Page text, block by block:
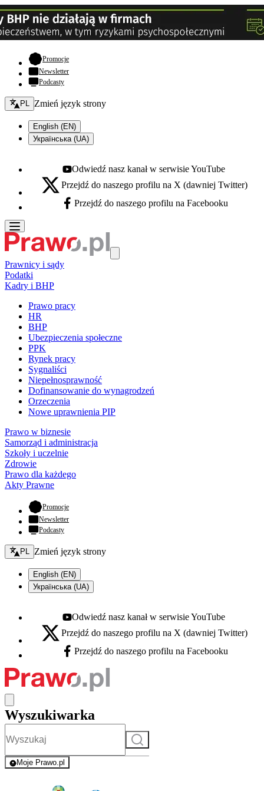
Promocje- otwiera się w nowej karcie
Newsletter
Podcasty
Zmień język - bieżący:
PL Zmień język strony
English (EN)
Українська (UA)
Youtube - otwiera się w nowej karcie
Odwiedź nasz kanał w serwisie YouTube
X - otwiera się w nowej karcie
Przejdź do naszego profilu na X (dawniej Twitter)
Facebook - otwiera się w nowej karcie
Przejdź do naszego profilu na Facebooku
Prawnicy i sądy
Podatki
Kadry i BHP
Prawo pracy
HR
BHP
Ubezpieczenia społeczne
PPK
Rynek pracy
Sygnaliści
Niepełnosprawność
Dofinansowanie do wynagrodzeń
Orzeczenia
Nowe uprawnienia PIP
Prawo w biznesie
Samorząd i administracja
Szkoły i uczelnie
Zdrowie
Prawo dla każdego
Akty Prawne
Promocje- otwiera się w nowej karcie
Newsletter
Podcasty
Zmień język - bieżący:
PL Zmień język strony
English (EN)
Українська (UA)
Youtube - otwiera się w nowej karcie
Odwiedź nasz kanał w serwisie YouTube
X - otwiera się w nowej karcie
Przejdź do naszego profilu na X (dawniej Twitter)
Facebook - otwiera się w nowej karcie
Przejdź do naszego profilu na Facebooku
Wyszukiwarka
Szukaj
Moje Prawo.pl
- rejestracja i logowanie do serwisu